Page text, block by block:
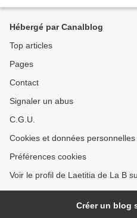
Hébergé par Canalblog
Top articles
Pages
Contact
Signaler un abus
C.G.U.
Cookies et données personnelles
Préférences cookies
Voir le profil de Laetitia de La B
Créer un blog